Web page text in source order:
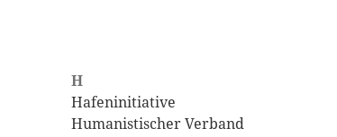
H
Hafeninitiative
Humanistischer Verband